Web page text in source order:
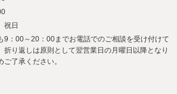
祝日
9：00～20：00までお電話でのご相談を受け付けて
折り返しは原則として翌営業日の月曜日以降となり
ご了承ください。